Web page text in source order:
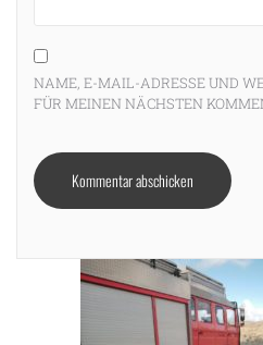
NAME, E-MAIL-ADRESSE UND
FÜR MEINEN NÄCHSTEN